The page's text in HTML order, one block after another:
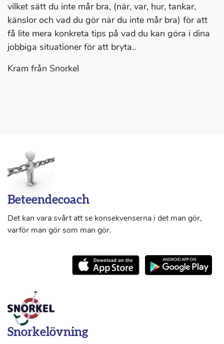
vilket sätt du inte mår bra, (när, var, hur, tankar,
känslor och vad du gör när du inte mår bra) för att
få lite mera konkreta tips på vad du kan göra i dina
jobbiga situationer för att bryta..
Kram från Snorkel
Beteendecoach
Det kan vara svårt att se konsekvenserna i det man gör,
varför man gör som man gör.
Snorkelövning